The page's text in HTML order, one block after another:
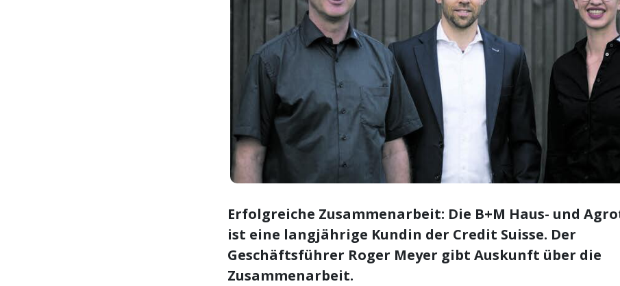
Erfolgreiche Zusammenarbeit: Die B+M Haus- und
ist eine langjährige Kundin der Credit Suisse. Der
Geschäftsführer Roger Meyer gibt Auskunft über die
Zusammenarbeit.